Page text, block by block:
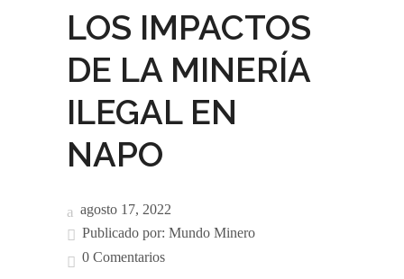
LOS IMPACTOS
DE LA MINERÍA
ILEGAL EN
NAPO
agosto 17, 2022
Publicado por: Mundo Minero
0 Comentarios